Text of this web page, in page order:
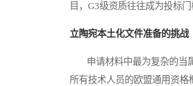
目，G3级资质往往成为投标门
立陶宛本土化文件准备的挑战
申请材料中最为复杂的当属
所有技术人员的欧盟通用资